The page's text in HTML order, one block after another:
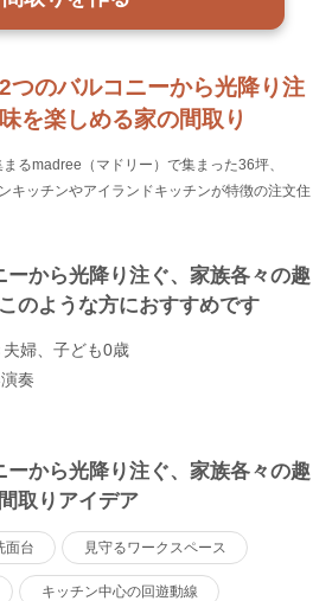
のバルコニーから光降り注
を楽しめる家の間取り
るmadree（マドリー）で集まった36坪、
キッチンやアイランドキッチンが特徴の注文住
ーから光降り注ぐ、家族各々の趣
のような方におすすめです
夫婦、子ども0歳
奏
ーから光降り注ぐ、家族各々の趣
取りアイデア
面台 見守るワークスペース
キッチン中心の回遊動線